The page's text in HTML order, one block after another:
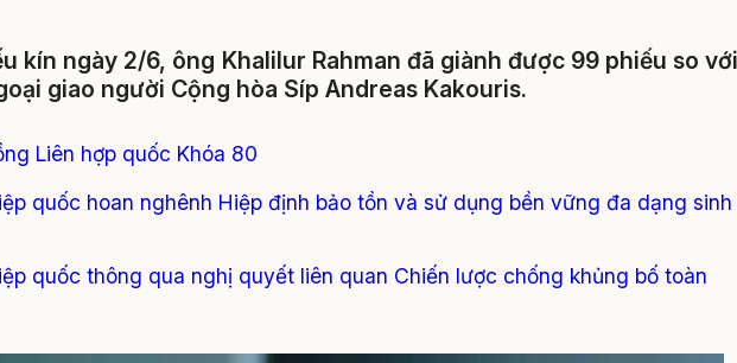
kín ngày 2/6, ông Khalilur Rahman đã giành được 99 phiếu so với
giao người Cộng hòa Síp Andreas Kakouris.
Liên hợp quốc Khóa 80
quốc hoan nghênh Hiệp định bảo tồn và sử dụng bền vững đa dạng sinh
quốc thông qua nghị quyết liên quan Chiến lược chống khủng bố toàn